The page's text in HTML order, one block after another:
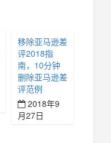
移除亚马逊差
评2018指
南，10分钟
删除亚马逊差
评范例
2018年9
月27日